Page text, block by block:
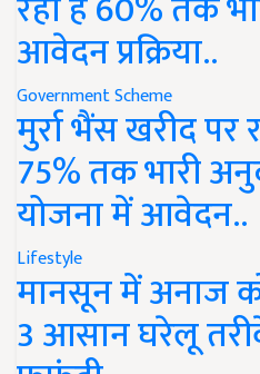
आवेदन प्रक्रिया..
Government Scheme
मुर्रा भैंस खरीद पर
75% तक भारी
योजना में आवेदन..
Lifestyle
मानसून में अनाज
3 आसान घरेलू